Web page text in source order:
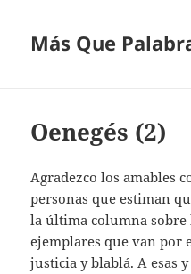
Más Que
Oenegés (2)
Agradezco los amables
personas que estiman
la última columna sobre
ejemplares que van por
justicia y blablá. A esas